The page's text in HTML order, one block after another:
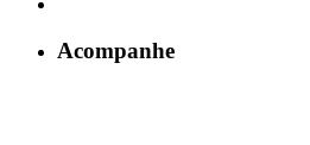
Acompanhe